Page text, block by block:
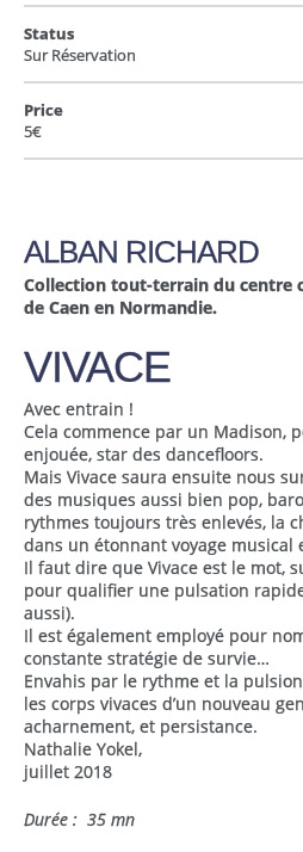
Status
Sur Réservation
Price
5€
ALBAN RICHARD
Collection tout-terrain du centre
de Caen en Normandie.
VIVACE
Avec entrain !
Cela commence par un Madison,
enjouée, star des dancefloors.
Mais Vivace saura ensuite nous
des musiques aussi bien pop,
rythmes toujours très enlevés, la
dans un étonnant voyage musical
Il faut dire que Vivace est le mot,
pour qualifier une pulsation
aussi).
Il est également employé pour
constante stratégie de survie…
Envahis par le rythme et la
les corps vivaces d’un nouveau
acharnement, et persistance.
Nathalie Yokel,
juillet 2018
Durée : 35 mn